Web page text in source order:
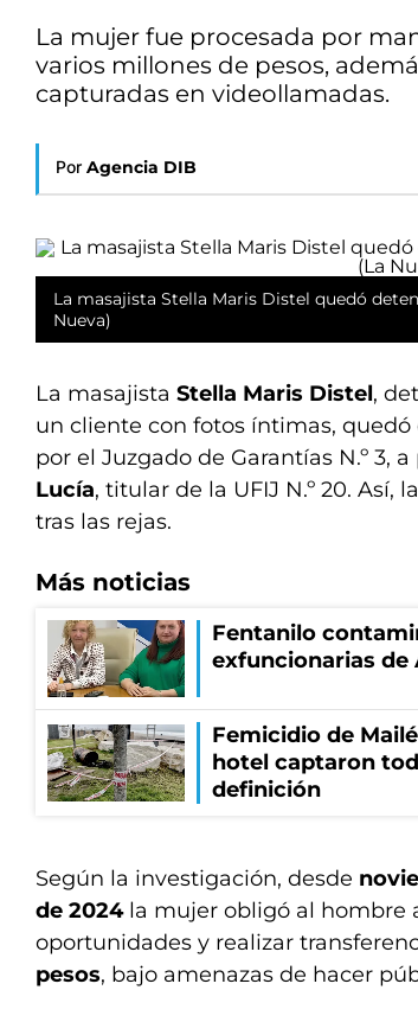
La mujer fue procesada por
varios millones de pesos,
capturadas en videollamadas.
Por Agencia DIB
La masajista Stella Maris Distel quedó
Nueva)
La masajista Stella Maris Distel,
un cliente con fotos íntimas, quedó
por el Juzgado de Garantías N.º 3,
Lucía, titular de la UFIJ N.º 20. Así,
tras las rejas.
Más noticias
Fentanilo
exfuncionarias de
Femicidio de
hotel captaron
definición
Según la investigación, desde
de 2024 la mujer obligó al hombre
oportunidades y realizar
pesos, bajo amenazas de hacer